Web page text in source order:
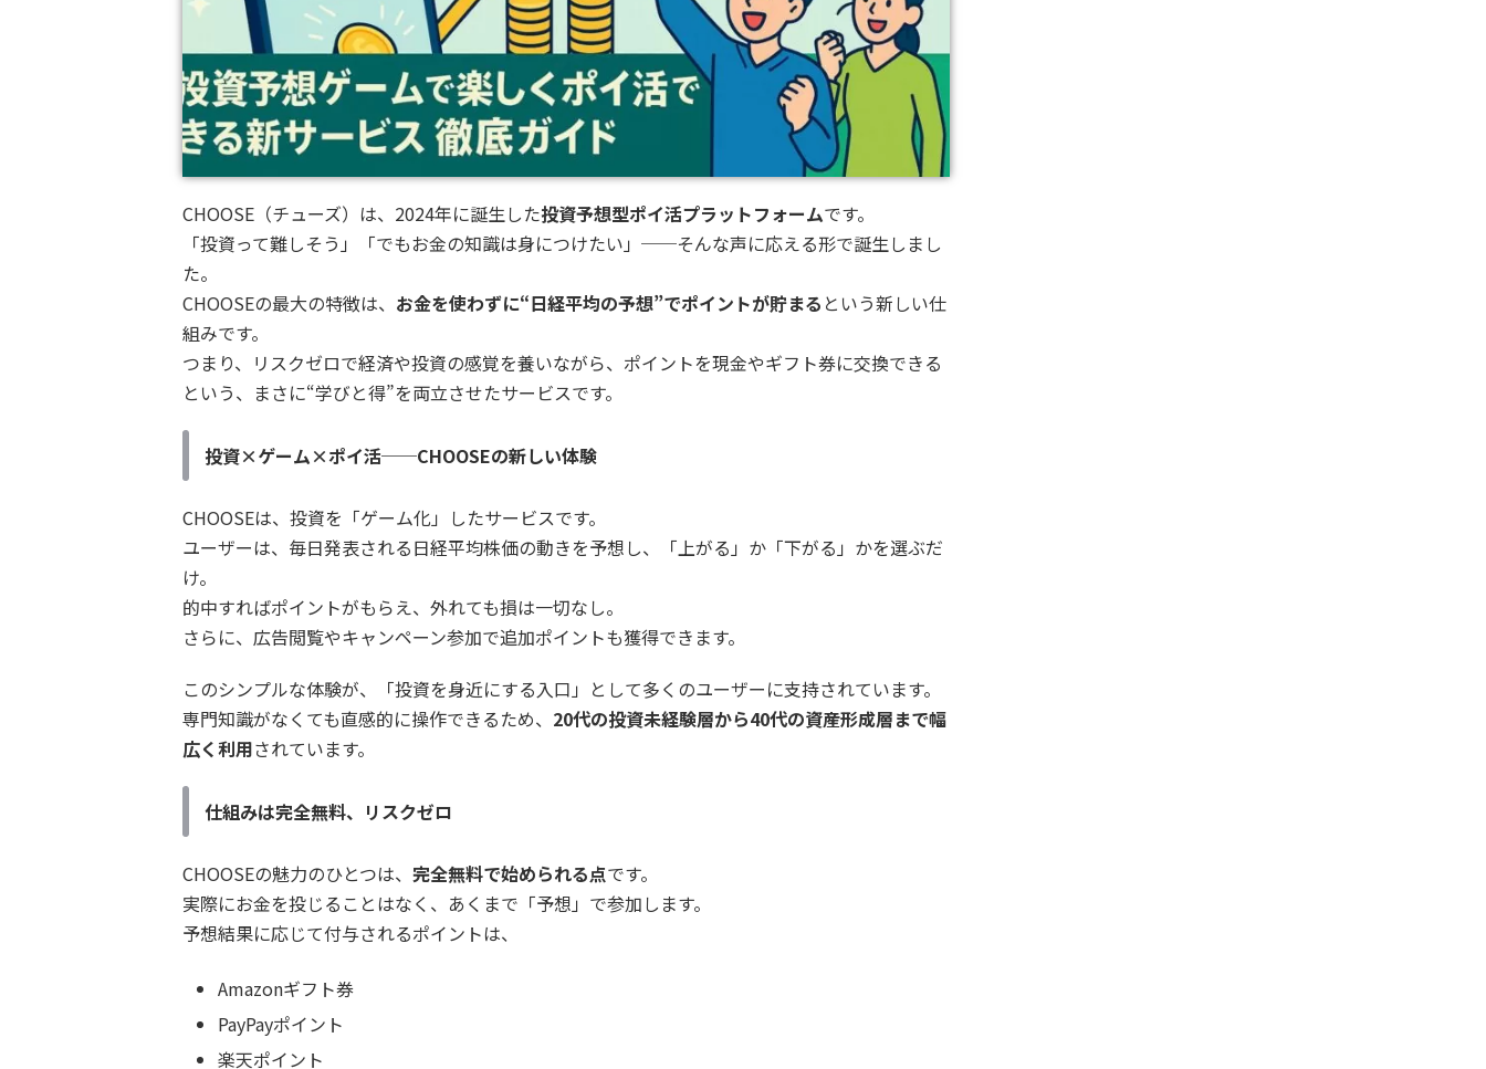
CHOOSE（チューズ）は、2024年に誕生した投資予想型ポイ活プラットフォームです。
「投資って難しそう」「でもお金の知識は身につけたい」──そんな声に応える形で誕生しまし
た。
CHOOSEの最大の特徴は、 お金を使わずに“日経平均の予想”でポイントが貯まる という新しい仕
組みです。
つまり、リスクゼロで経済や投資の感覚を養いながら、ポイントを現金やギフト券に交換できる
という、まさに“学びと得”を両立させたサービスです。
投資×ゲーム×ポイ活──CHOOSEの新しい体験
CHOOSEは、投資を「ゲーム化」したサービスです。
ユーザーは、毎日発表される日経平均株価の動きを予想し、「上がる」か「下がる」かを選ぶだ
け。
的中すればポイントがもらえ、外れても損は一切なし。
さらに、広告閲覧やキャンペーン参加で追加ポイントも獲得できます。
このシンプルな体験が、「投資を身近にする入口」として多くのユーザーに支持されています。
専門知識がなくても直感的に操作できるため、 20代の投資未経験層から40代の資産形成層まで幅
広く利用されています。
仕組みは完全無料、リスクゼロ
CHOOSEの魅力のひとつは、 完全無料で始められる点です。
実際にお金を投じることはなく、あくまで「予想」で参加します。
予想結果に応じて付与されるポイントは、
Amazonギフト券
PayPayポイント
楽天ポイント